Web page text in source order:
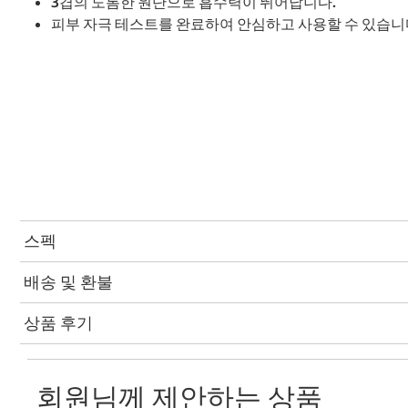
피부 자극 테스트를 완료하여 안심하고 사용할 수 있습
스펙
배송 및 환불
상품 후기
회원님께 제안하는 상품